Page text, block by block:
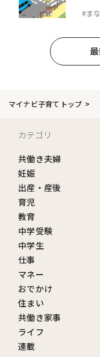
#ま
マイナビ子育てトップ
カテゴリ
共働き夫婦
妊娠
出産・産後
育児
教育
中学受験
中学生
仕事
マネー
おでかけ
住まい
共働き家事
ライフ
連載